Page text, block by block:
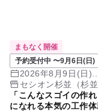
まもなく開催
予約受付中 〜9月6日(日)
2026年8月9日(日
セシオン杉並（杉
民センター複合施
「こんなスゴイの作
になれる本気の工作体